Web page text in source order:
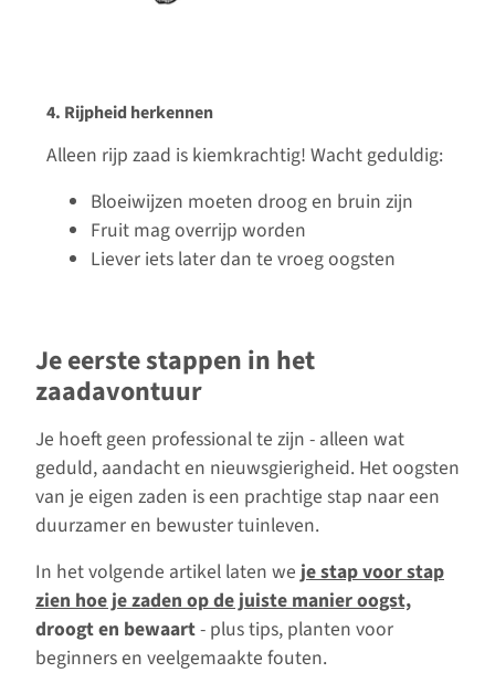
4. Rijpheid herkennen
Alleen rijp zaad is kiemkrachtig! Wacht geduldig:
Bloeiwijzen moeten droog en bruin zijn
Fruit mag overrijp worden
Liever iets later dan te vroeg oogsten
Je eerste stappen in het
zaadavontuur
Je hoeft geen professional te zijn - alleen wat
geduld, aandacht en nieuwsgierigheid. Het oogsten
van je eigen zaden is een prachtige stap naar een
duurzamer en bewuster tuinleven.
In het volgende artikel laten we je stap voor stap
zien hoe je zaden op de juiste manier oogst,
droogt en bewaart- plus tips, planten voor
beginners en veelgemaakte fouten.